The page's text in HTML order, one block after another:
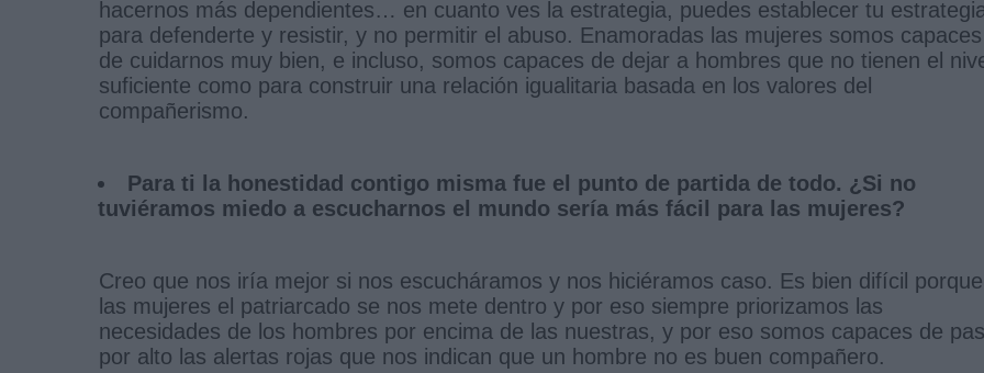
hacernos más dependientes… en cuanto ves la estrategia, puedes establecer tu
para defenderte y resistir, y no permitir el abuso. Enamoradas las mujeres somos capaces
de cuidarnos muy bien, e incluso, somos capaces de dejar a hombres que no tienen el
suficiente como para construir una relación igualitaria basada en los valores del
compañerismo.
Para ti la honestidad contigo misma fue el punto de partida de todo. ¿Si no
tuviéramos miedo a escucharnos el mundo sería más fácil para las mujeres?
Creo que nos iría mejor si nos escucháramos y nos hiciéramos caso. Es bien difícil
las mujeres el patriarcado se nos mete dentro y por eso siempre priorizamos las
necesidades de los hombres por encima de las nuestras, y por eso somos capaces de
por alto las alertas rojas que nos indican que un hombre no es buen compañero.